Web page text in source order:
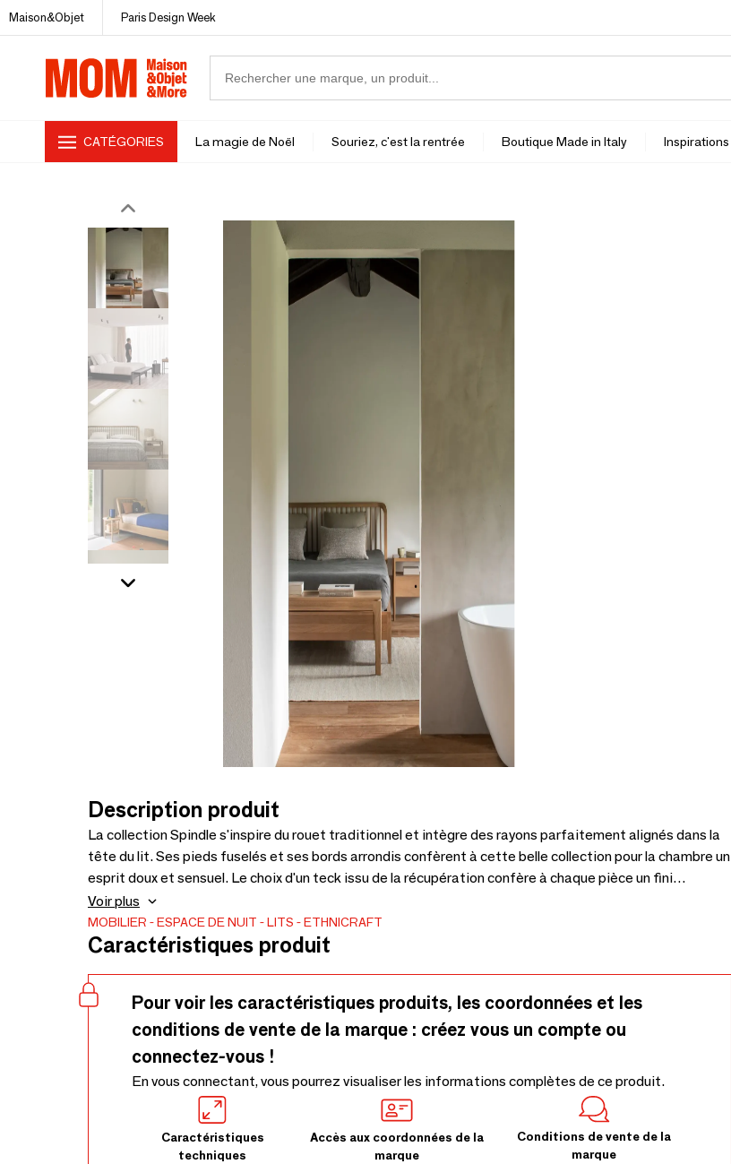
Maison&Objet Paris Design Week
CATÉGORIES La magie de Noël Souriez, c'est la rentrée Boutique Made in Italy Inspirations
Description produit
La collection Spindle s'inspire du rouet traditionnel et intègre des rayons parfaitement alignés dans la
tête du lit. Ses pieds fuselés et ses bords arrondis confèrent à cette belle collection pour la chambre un
esprit doux et sensuel. Le choix d'un teck issu de la récupération confère à chaque pièce un fini
véritablement unique : chaque création façonnée à la main porte ainsi en elle l'histoire du matériau dont
elle est constituée.
Voir plus
MOBILIER ESPACE DE NUIT LITS ETHNICRAFT
Caractéristiques produit
Pour voir les caractéristiques produits, les coordonnées et les
conditions de vente de la marque : créez vous un compte ou
connectez-vous !
En vous connectant, vous pourrez visualiser les informations complètes de ce produit.
Caractéristiques
techniques
Accès aux coordonnées de la
marque
Conditions de vente de la
marque